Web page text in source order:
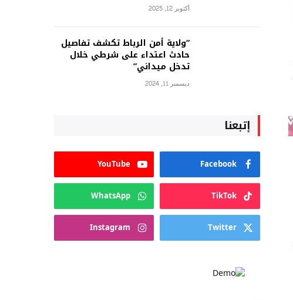
أكتوبر 12, 2025
“ولاية أمن الرباط تكشف تفاصيل
حادث اعتداء على شرطي خلال
تدخل ميداني”
ديسمبر 11, 2024
إتبعنا
Facebook
YouTube
TikTok
WhatsApp
Twitter
Instagram